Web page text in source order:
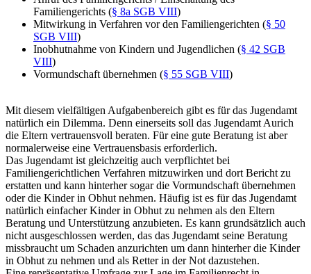
Familiengerichts (§ 8a SGB VIII)
Mitwirkung in Verfahren vor den Familiengerichten (§ 50
SGB VIII)
Inobhutnahme von Kindern und Jugendlichen (§ 42 SGB
VIII)
Vormundschaft übernehmen (§ 55 SGB VIII)
Mit diesem vielfältigen Aufgabenbereich gibt es für das Jugendamt
natürlich ein Dilemma. Denn einerseits soll das Jugendamt Aurich
die Eltern vertrauensvoll beraten. Für eine gute Beratung ist aber
normalerweise eine Vertrauensbasis erforderlich.
Das Jugendamt ist gleichzeitig auch verpflichtet bei
Familiengerichtlichen Verfahren mitzuwirken und dort Bericht zu
erstatten und kann hinterher sogar die Vormundschaft übernehmen
oder die Kinder in Obhut nehmen. Häufig ist es für das Jugendamt
natürlich einfacher Kinder in Obhut zu nehmen als den Eltern
Beratung und Unterstützung anzubieten. Es kann grundsätzlich auch
nicht ausgeschlossen werden, das das Jugendamt seine Beratung
missbraucht um Schaden anzurichten um dann hinterher die Kinder
in Obhut zu nehmen und als Retter in der Not dazustehen.